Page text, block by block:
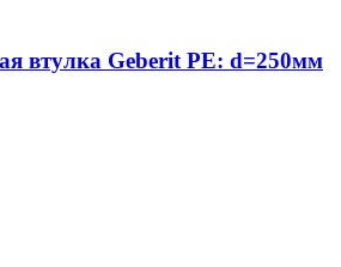
втулка Geberit PE: d=250мм